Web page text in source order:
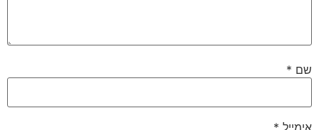
שם *
אימייל *